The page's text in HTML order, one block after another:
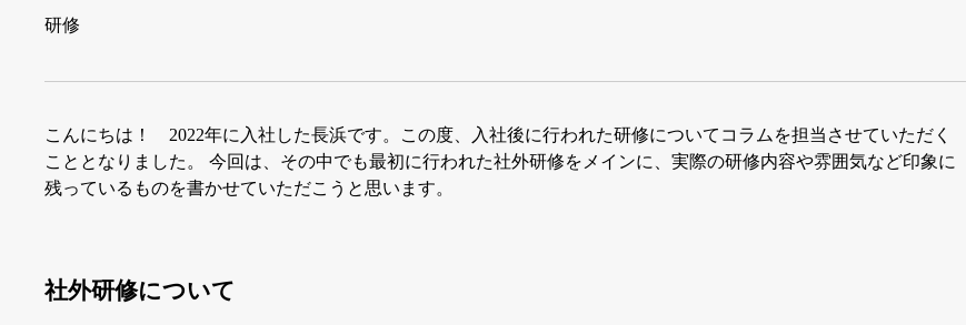
研修
こんにちは！ 2022年に入社した長浜です。この度、入社後に行われた研修についてコラムを担当させていただく
こととなりました。 今回は、その中でも最初に行われた社外研修をメインに、実際の研修内容や雰囲気など印象に
残っているものを書かせていただこうと思います。
社外研修について